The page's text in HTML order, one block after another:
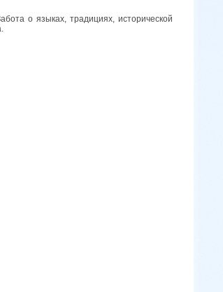
о языках, традициях, исторической